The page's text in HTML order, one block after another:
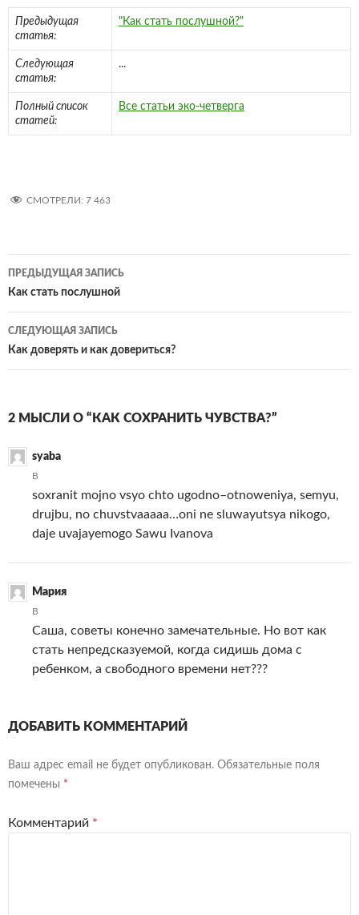
Предыдущая
статья:
"Как стать послушной?"
Следующая
статья:
...
Полный список
статей:
Все статьи эко-четверга
СМОТРЕЛИ: 7 463
Навигация
по
записям
ПРЕДЫДУЩАЯ ЗАПИСЬ
Как стать послушной
СЛЕДУЮЩАЯ ЗАПИСЬ
Как доверять и как довериться?
2 МЫСЛИ О “КАК СОХРАНИТЬ ЧУВСТВА?”
syaba
В
soxranit mojno vsyo chto ugodno–otnoweniya, semyu,
drujbu, no chuvstvaaaaa…oni ne sluwayutsya nikogo,
daje uvajayemogo Sawu Ivanova
Мария
В
Саша, советы конечно замечательные. Но вот как
стать непредсказуемой, когда сидишь дома с
ребенком, а свободного времени нет???
ДОБАВИТЬ КОММЕНТАРИЙ
Ваш адрес email не будет опубликован. Обязательные поля
помечены *
Комментарий *